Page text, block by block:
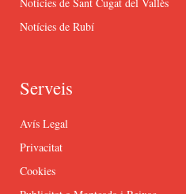
Notícies de Rubí
Serveis
Avís Legal
Privacitat
Cookies